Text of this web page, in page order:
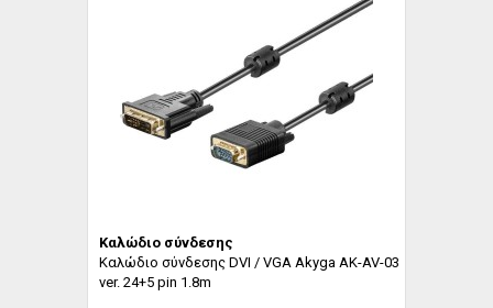
Καλώδιο σύνδεσης
Καλώδιο σύνδεσης DVI / VGA Akyga AK-AV-03
ver. 24+5 pin 1.8m